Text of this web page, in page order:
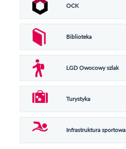
OCK
Biblioteka
LGD Owocowy szlak
Turystyka
Infrastruktura sportowa